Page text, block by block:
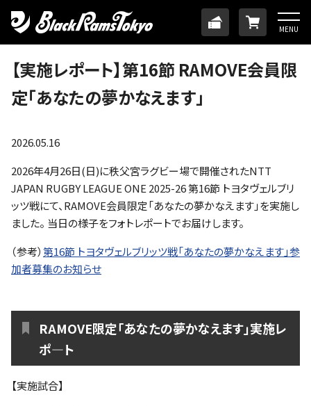
MENU
TICKET
HOME
チーム
メンバー
試合日程・結果
アカデミー
SDGs・ホームタウン
ファンクラブ
パートナー
【実施レポート】第16節 RAMOVE会員限
定「あなたの夢かなえます」
2026.05.16
2026年4月26日(日)に秩父宮ラグビー場で開催されたNTT
JAPAN RUGBY LEAGUE ONE 2025-26 第16節 トヨタヴェルブリ
ッツ戦にて、RAMOVE会員限定「あなたの夢かなえます」を実施し
ました。 当日の様子をフォトレポートでお届けします。
（参考）第16節 トヨタヴェルブリッツ戦「あなたの夢かなえます」参
加者募集のお知らせ
RAMOVE限定「あなたの夢かなえます」実施レ
ポ―ト
【実施試合】